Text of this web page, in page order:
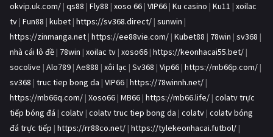
okvip.uk.com/ | qs88 | Fly88 | xoso 66 | VIP66 | Ku casino | Ku11 | xoilac
tv | Fun88 | kubet | https://sv368.direct/ | sunwin |
https://zinmanga.net | https://ee88vie.com/ | Kubet88 | 78win | sv368 |
nhà cái lô đề | 78win | xoilac tv | xoso66 | https://keonhacai55.bet/ |
socolive | Alo789 | Ae888 | xôi lạc | Sv368 | Vip66 | https://mb66p.com/ |
sv368 | truc tiep bong da | VIP66 | https://78winnh.net/ |
https://mb66q.com/ | Xoso66 | MB66 | https://mb66.life/ | colatv trực
tiếp bóng đá | colatv | colatv truc tiep bong da | colatv | colatv bóng
đá trực tiếp | https://rr88co.net/ | https://tylekeonhacai.futbol/ |